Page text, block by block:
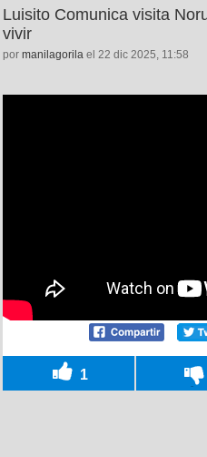
Luisito Comunica visita
vivir
por manilagorila el 22 dic 2025, 11:58
1